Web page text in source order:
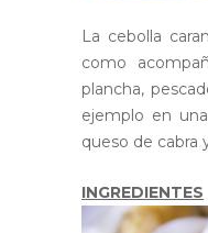
La cebolla
como
plancha,
ejemplo en
queso de cabra
INGREDIENTES